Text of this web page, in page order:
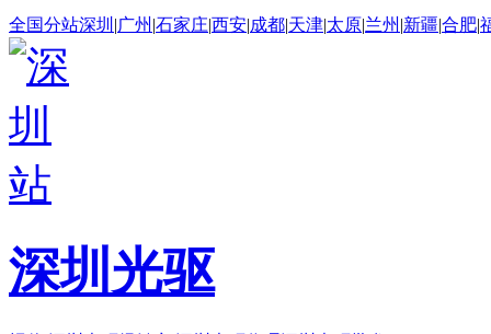
全国分站深圳 |广州 |石家庄|西安|成都|天津|太原|兰州 |新疆|合肥|
深圳光驱